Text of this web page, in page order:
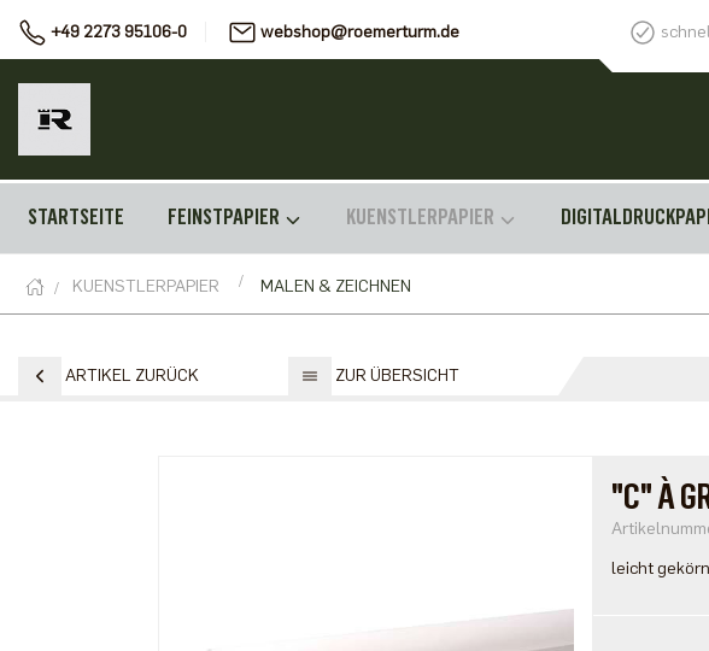
+49 2273 95106-0 webshop@roemerturm.de
STARTSEITE FEINSTPAPIER KUENSTLERPAPIER
KUENSTLERPAPIER MALEN & ZEICHNEN
ARTIKEL ZURÜCK ZUR ÜBERSICHT
"C" À
leicht